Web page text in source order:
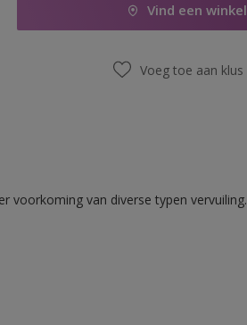
Vind een winkel
Voeg toe aan klus
voorkoming van diverse typen vervuiling.